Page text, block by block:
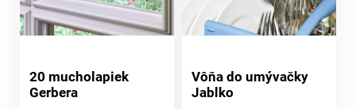
20 mucholapiek
Gerbera
Vôňa do umývačky
Jablko